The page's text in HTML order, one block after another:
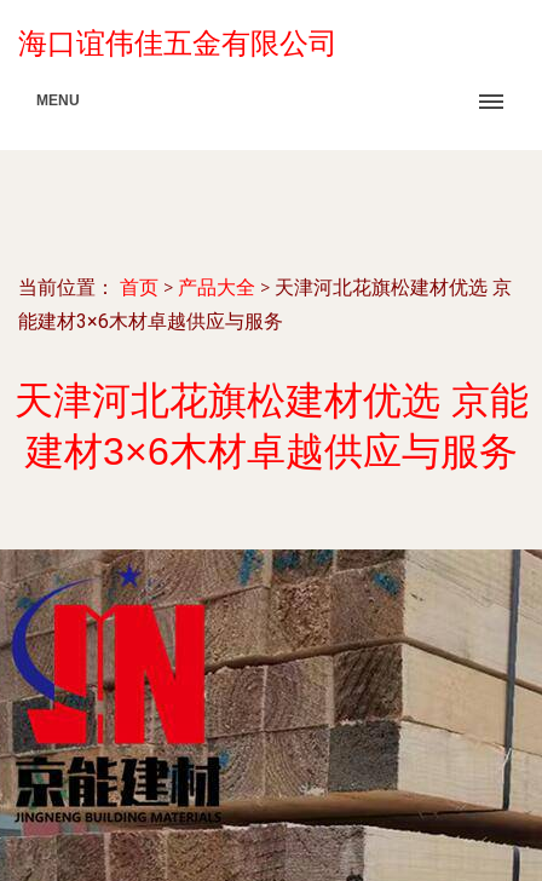
海口谊伟佳五金有限公司
MENU
当前位置： 首页 > 产品大全 > 天津河北花旗松建材优选 京
能建材3×6木材卓越供应与服务
天津河北花旗松建材优选 京能
建材3×6木材卓越供应与服务